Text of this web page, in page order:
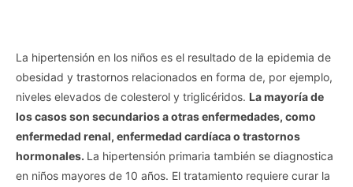
La hipertensión en los niños es el resultado de la epidemia de
obesidad y trastornos relacionados en forma de, por ejemplo,
niveles elevados de colesterol y triglicéridos. La mayoría de
los casos son secundarios a otras enfermedades, como
enfermedad renal, enfermedad cardíaca o trastornos
hormonales. La hipertensión primaria también se diagnostica
en niños mayores de 10 años. El tratamiento requiere curar la